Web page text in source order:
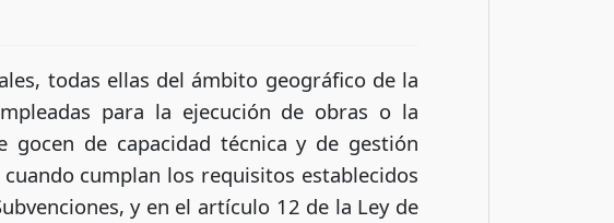
todas ellas del ámbito geográfico de la
para la ejecución de obras o la
de capacidad técnica y de gestión
cumplan los requisitos establecidos
y en el artículo 12 de la Ley de